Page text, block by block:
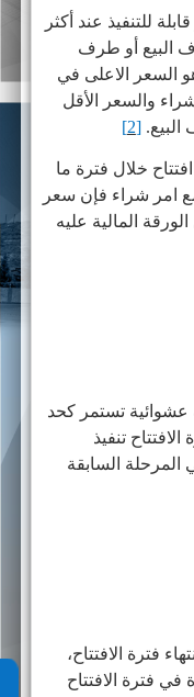
للتنفيذ عند أكثر
أو طرف
السعر الاعلى في
والسعر الأقل
[2]
خلال فترة ما
مع امر شراء فإن سعر
المالية عليه
عشوائية تستمر كحد
الافتتاح تنفيذ
المرحلة السابقة
فترة الافتتاح،
في فترة الافتتاح